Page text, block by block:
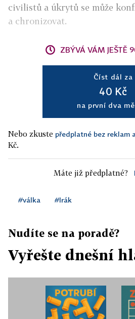
civilistů a úkrytů se může
a chronizovat.
ZBÝVÁ VÁM JEŠTĚ
Číst dál za
40 Kč
na první dva
Nebo zkuste předplatné bez reklam
Kč.
Máte již předplatné?
#válka #Irák
Nudíte se na poradě?
Vyřešte dnešní